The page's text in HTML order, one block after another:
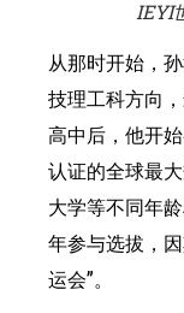
IEYI
从那时开始，
技理工科方向
高中后，他开
认证的全球最
大学等不同年
年参与选拔，
运会”。